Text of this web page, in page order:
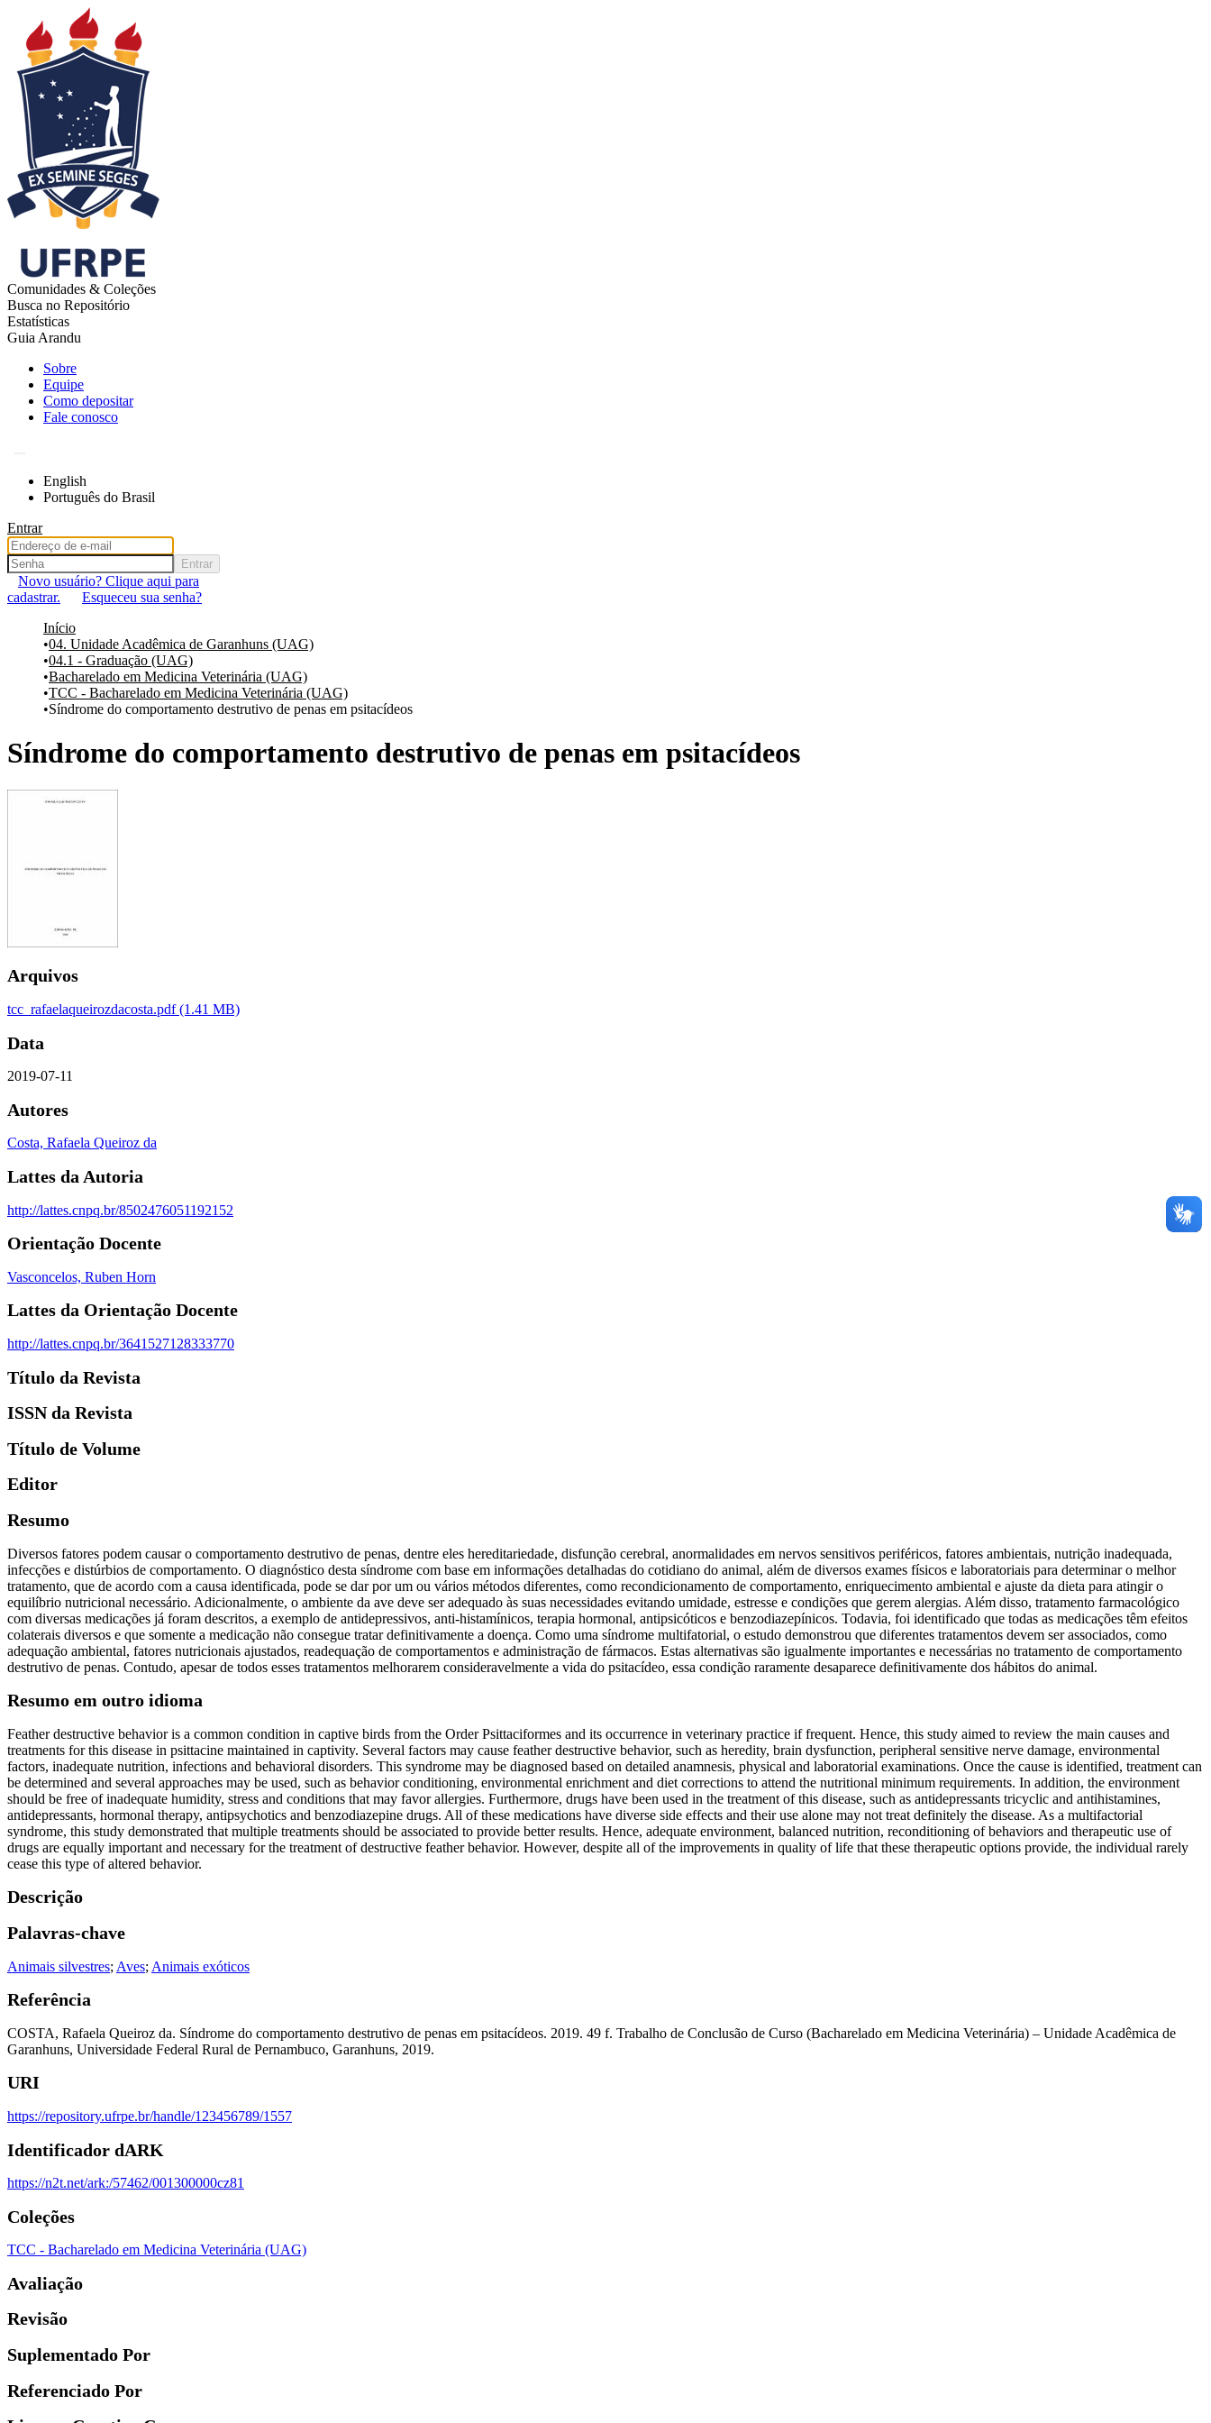
Comunidades & Coleções
Busca no Repositório
Estatísticas
Guia Arandu
Sobre
Equipe
Como depositar
Fale conosco
English
Português do Brasil
Entrar
Entrar
Novo usuário? Clique aqui para
cadastrar.
Esqueceu sua senha?
Início
04. Unidade Acadêmica de Garanhuns (UAG)
04.1 - Graduação (UAG)
Bacharelado em Medicina Veterinária (UAG)
TCC - Bacharelado em Medicina Veterinária (UAG)
Síndrome do comportamento destrutivo de penas em psitacídeos
Síndrome do comportamento destrutivo de penas em psitacídeos
Arquivos
tcc_rafaelaqueirozdacosta.pdf(1.41 MB)
Data
2019-07-11
Autores
Costa, Rafaela Queiroz da
Lattes da Autoria
http://lattes.cnpq.br/8502476051192152
Orientação Docente
Vasconcelos, Ruben Horn
Lattes da Orientação Docente
http://lattes.cnpq.br/3641527128333770
Título da Revista
ISSN da Revista
Título de Volume
Editor
Resumo
Diversos fatores podem causar o comportamento destrutivo de penas, dentre eles hereditariedade, disfunção cerebral, anormalidades em nervos sensitivos periféricos, fatores ambientais, nutrição inadequada,
infecções e distúrbios de comportamento. O diagnóstico desta síndrome com base em informações detalhadas do cotidiano do animal, além de diversos exames físicos e laboratoriais para determinar o melhor
tratamento, que de acordo com a causa identificada, pode se dar por um ou vários métodos diferentes, como recondicionamento de comportamento, enriquecimento ambiental e ajuste da dieta para atingir o
equilíbrio nutricional necessário. Adicionalmente, o ambiente da ave deve ser adequado às suas necessidades evitando umidade, estresse e condições que gerem alergias. Além disso, tratamento farmacológico
com diversas medicações já foram descritos, a exemplo de antidepressivos, anti-histamínicos, terapia hormonal, antipsicóticos e benzodiazepínicos. Todavia, foi identificado que todas as medicações têm efeitos
colaterais diversos e que somente a medicação não consegue tratar definitivamente a doença. Como uma síndrome multifatorial, o estudo demonstrou que diferentes tratamentos devem ser associados, como
adequação ambiental, fatores nutricionais ajustados, readequação de comportamentos e administração de fármacos. Estas alternativas são igualmente importantes e necessárias no tratamento de comportamento
destrutivo de penas. Contudo, apesar de todos esses tratamentos melhorarem consideravelmente a vida do psitacídeo, essa condição raramente desaparece definitivamente dos hábitos do animal.
Resumo em outro idioma
Feather destructive behavior is a common condition in captive birds from the Order Psittaciformes and its occurrence in veterinary practice if frequent. Hence, this study aimed to review the main causes and
treatments for this disease in psittacine maintained in captivity. Several factors may cause feather destructive behavior, such as heredity, brain dysfunction, peripheral sensitive nerve damage, environmental
factors, inadequate nutrition, infections and behavioral disorders. This syndrome may be diagnosed based on detailed anamnesis, physical and laboratorial examinations. Once the cause is identified, treatment can
be determined and several approaches may be used, such as behavior conditioning, environmental enrichment and diet corrections to attend the nutritional minimum requirements. In addition, the environment
should be free of inadequate humidity, stress and conditions that may favor allergies. Furthermore, drugs have been used in the treatment of this disease, such as antidepressants tricyclic and antihistamines,
antidepressants, hormonal therapy, antipsychotics and benzodiazepine drugs. All of these medications have diverse side effects and their use alone may not treat definitely the disease. As a multifactorial
syndrome, this study demonstrated that multiple treatments should be associated to provide better results. Hence, adequate environment, balanced nutrition, reconditioning of behaviors and therapeutic use of
drugs are equally important and necessary for the treatment of destructive feather behavior. However, despite all of the improvements in quality of life that these therapeutic options provide, the individual rarely
cease this type of altered behavior.
Descrição
Palavras-chave
Animais silvestres; Aves; Animais exóticos
Referência
COSTA, Rafaela Queiroz da. Síndrome do comportamento destrutivo de penas em psitacídeos. 2019. 49 f. Trabalho de Conclusão de Curso (Bacharelado em Medicina Veterinária) – Unidade Acadêmica de
Garanhuns, Universidade Federal Rural de Pernambuco, Garanhuns, 2019.
URI
https://repository.ufrpe.br/handle/123456789/1557
Identificador dARK
https://n2t.net/ark:/57462/001300000cz81
Coleções
TCC - Bacharelado em Medicina Veterinária (UAG)
Avaliação
Revisão
Suplementado Por
Referenciado Por